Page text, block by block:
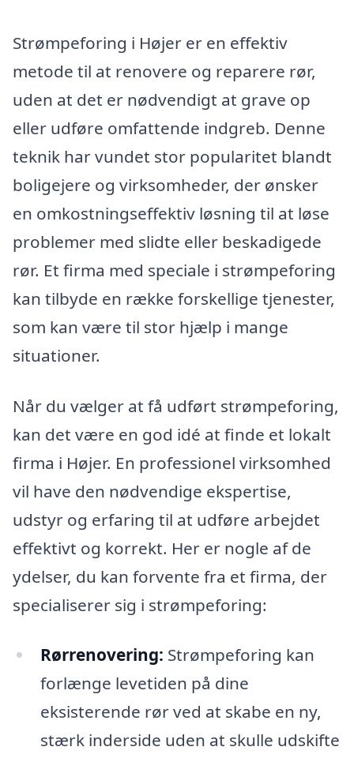
Strømpeforing i Højer er en effektiv
metode til at renovere og reparere rør,
uden at det er nødvendigt at grave op
eller udføre omfattende indgreb. Denne
teknik har vundet stor popularitet blandt
boligejere og virksomheder, der ønsker
en omkostningseffektiv løsning til at løse
problemer med slidte eller beskadigede
rør. Et firma med speciale i strømpeforing
kan tilbyde en række forskellige tjenester,
som kan være til stor hjælp i mange
situationer.
Når du vælger at få udført strømpeforing,
kan det være en god idé at finde et lokalt
firma i Højer. En professionel virksomhed
vil have den nødvendige ekspertise,
udstyr og erfaring til at udføre arbejdet
effektivt og korrekt. Her er nogle af de
ydelser, du kan forvente fra et firma, der
specialiserer sig i strømpeforing:
Rørrenovering: Strømpeforing kan
forlænge levetiden på dine
eksisterende rør ved at skabe en ny,
stærk inderside uden at skulle udskifte